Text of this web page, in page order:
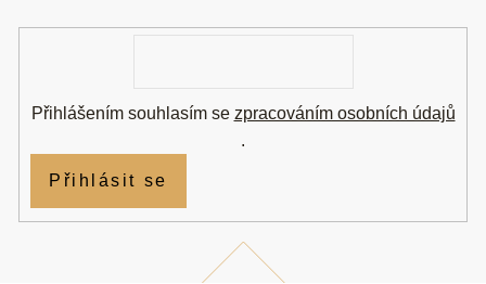
Přihlášením souhlasím se zpracováním osobních údajů
.
Přihlásit se